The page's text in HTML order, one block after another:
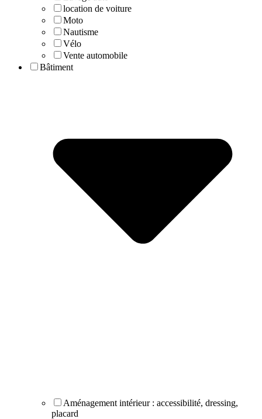
location de voiture
Moto
Nautisme
Vélo
Vente automobile
Bâtiment
Aménagement intérieur : accessibilité, dressing,
placard